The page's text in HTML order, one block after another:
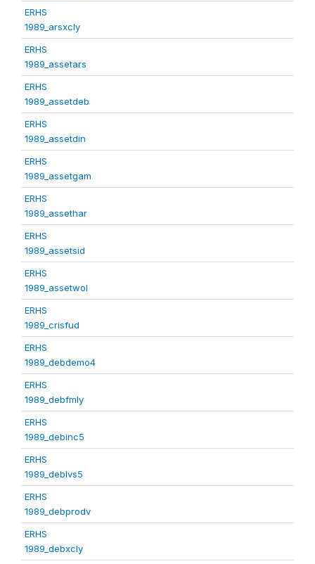
ERHS
1989_arsxcly
ERHS
1989_assetars
ERHS
1989_assetdeb
ERHS
1989_assetdin
ERHS
1989_assetgam
ERHS
1989_assethar
ERHS
1989_assetsid
ERHS
1989_assetwol
ERHS
1989_crisfud
ERHS
1989_debdemo4
ERHS
1989_debfmly
ERHS
1989_debinc5
ERHS
1989_deblvs5
ERHS
1989_debprodv
ERHS
1989_debxcly